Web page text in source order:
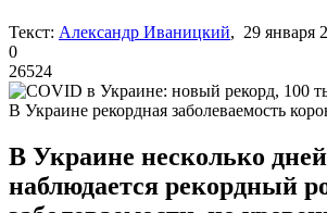
Текст: Александр Иваницкий, 29 января
0
26524
В Украине рекордная заболеваемость
В Украине несколько
наблюдается рекордный